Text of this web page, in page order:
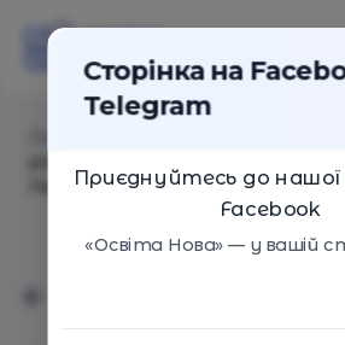
підтримати її навчання
Сторінка на
Telegram
Приєднуйтесь до нашої
Facebook
«Освіта Нова» — у вашій